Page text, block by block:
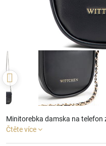
Minitorebka damska na telefon
Čtěte více